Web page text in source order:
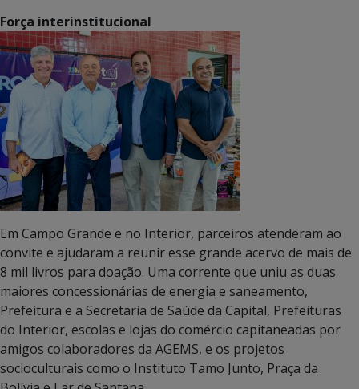
Força interinstitucional
Em Campo Grande e no Interior, parceiros atenderam ao
convite e ajudaram a reunir esse grande acervo de mais de
8 mil livros para doação. Uma corrente que uniu as duas
maiores concessionárias de energia e saneamento,
Prefeitura e a Secretaria de Saúde da Capital, Prefeituras
do Interior, escolas e lojas do comércio capitaneadas por
amigos colaboradores da AGEMS, e os projetos
socioculturais como o Instituto Tamo Junto, Praça da